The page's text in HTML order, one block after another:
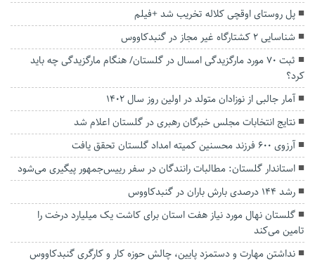
پل روستای اوقچی کلاله تخریب شد +فیلم
شناسایی ۲ کشتارگاه غیر مجاز در گنبدکاووس
ثبت ۷۰ مورد مارگزیدگی امسال در گلستان/ هنگام مارگزیدگی چه باید
کرد؟
آمار جالبی از نوزادان متولد در اولین روز سال 1402
نتایج انتخابات مجلس خبرگان رهبری در گلستان اعلام شد
آرزوی ۶۰۰ فرزند محسنین کمیته امداد گلستان تحقق یافت
استاندار گلستان: مطالبات رانندگان در سفر رییس‌جمهور پیگیری می‌شود
رشد ۱۴۴ درصدی بارش باران در گنبدکاووس
گلستان نهال مورد نیاز هفت استان برای کاشت یک میلیارد درخت را
تامین می‌کند
نداشتن مهارت و دستمزد پایین، چالش حوزه کار و کارگری گنبدکاووس